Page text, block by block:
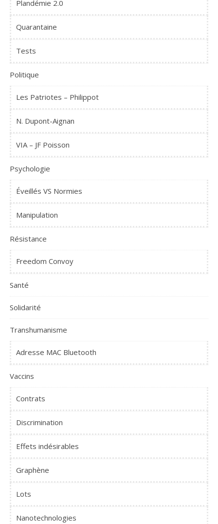
Plandémie 2.0
Quarantaine
Tests
Politique
Les Patriotes – Philippot
N. Dupont-Aignan
VIA – JF Poisson
Psychologie
Éveillés VS Normies
Manipulation
Résistance
Freedom Convoy
Santé
Solidarité
Transhumanisme
Adresse MAC Bluetooth
Vaccins
Contrats
Discrimination
Effets indésirables
Graphène
Lots
Nanotechnologies